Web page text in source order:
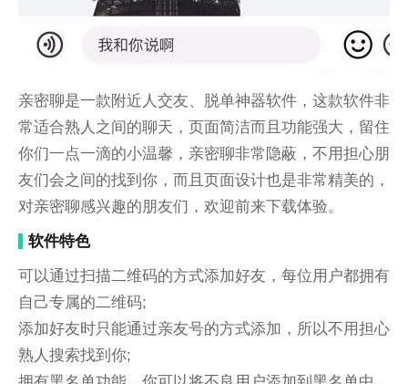
亲密聊是一款附近人交友、脱单神器软件，这款软件非
常适合熟人之间的聊天，页面简洁而且功能强大，留住
你们一点一滴的小温馨，亲密聊非常隐蔽，不用担心朋
友们会之间的找到你，而且页面设计也是非常精美的，
对亲密聊感兴趣的朋友们，欢迎前来下载体验。
软件特色
可以通过扫描二维码的方式添加好友，每位用户都拥有
自己专属的二维码;
添加好友时只能通过亲友号的方式添加，所以不用担心
熟人搜索找到你;